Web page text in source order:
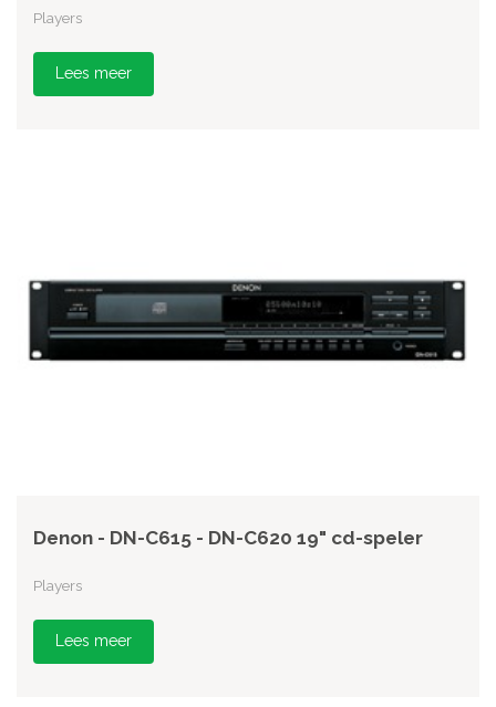
Players
Lees meer
Denon - DN-C615 - DN-C620 19" cd-speler
Players
Lees meer